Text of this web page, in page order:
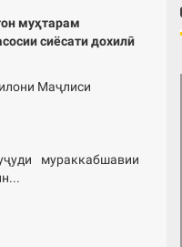
муҳтарам
сиёсати дохилӣ
Маҷлиси
мураккабшавии